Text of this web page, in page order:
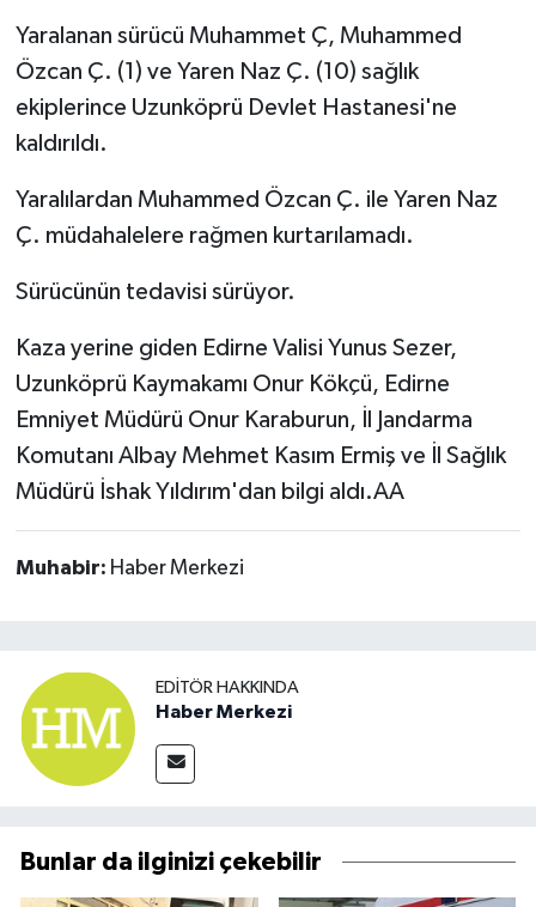
Yaralanan sürücü Muhammet Ç, Muhammed
Özcan Ç. (1) ve Yaren Naz Ç. (10) sağlık
ekiplerince Uzunköprü Devlet Hastanesi'ne
kaldırıldı.
Yaralılardan Muhammed Özcan Ç. ile Yaren Naz
Ç. müdahalelere rağmen kurtarılamadı.
Sürücünün tedavisi sürüyor.
Kaza yerine giden Edirne Valisi Yunus Sezer,
Uzunköprü Kaymakamı Onur Kökçü, Edirne
Emniyet Müdürü Onur Karaburun, İl Jandarma
Komutanı Albay Mehmet Kasım Ermiş ve İl Sağlık
Müdürü İshak Yıldırım'dan bilgi aldı.AA
Muhabir: Haber Merkezi
EDITÖR HAKKINDA
Haber Merkezi
Bunlar da ilginizi çekebilir